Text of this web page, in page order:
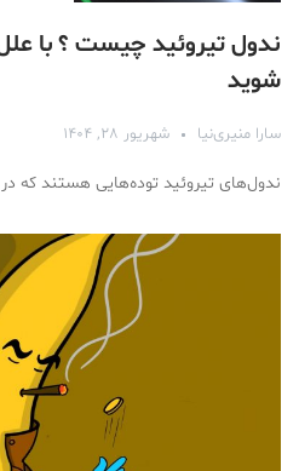
ندول تیروئید چیست ؟ با
شوید
سارا منیری‌نیا شهریور ۲۸, ۱۴۰۴
ندول‌های تیروئید توده‌هایی هستند که